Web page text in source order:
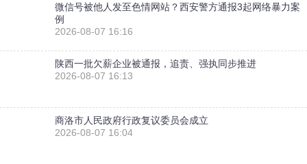
微信号被他人发至色情网站？西安警方通报3起网络暴力案
例
2026-08-07 16:16
陕西一批欠薪企业被通报，追责、强执同步推进
2026-08-07 16:13
商洛市人民政府行政复议委员会成立
2026-08-07 16:04